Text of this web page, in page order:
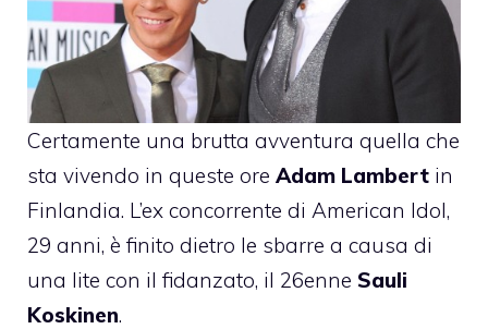
Certamente una brutta avventura quella che
sta vivendo in queste ore Adam Lambert in
Finlandia. L’ex concorrente di American Idol,
29 anni, è finito dietro le sbarre a causa di
una lite con il fidanzato, il 26enne Sauli
Koskinen.